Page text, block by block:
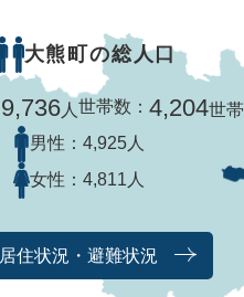
大熊町の総人口
9,736 人 世帯数： 4,204世帯
男性： 4,925人
女性： 4,811人
居住状況・避難状況